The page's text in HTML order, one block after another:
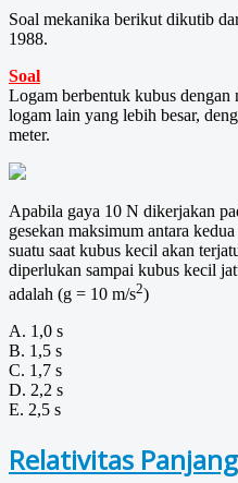
Soal mekanika berikut dikutib
1988.
Soal
Logam berbentuk kubus dengan
logam lain yang lebih besar,
meter.
Apabila gaya 10 N dikerjakan
gesekan maksimum antara
suatu saat kubus kecil akan
diperlukan sampai kubus kecil
adalah (g = 10 m/s2)
A. 1,0 s
B. 1,5 s
C. 1,7 s
D. 2,2 s
E. 2,5 s
Relativitas Panjang